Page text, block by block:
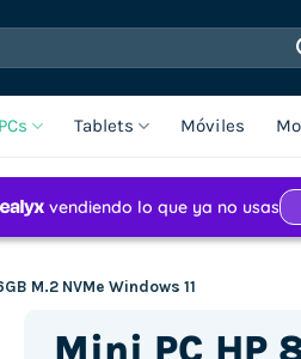
Tablets Móviles
M.2 NVMe Windows 11